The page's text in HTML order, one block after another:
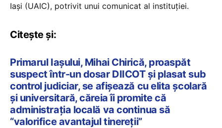
Iași (UAIC), potrivit unui comunicat al instituției.
Citește și:
Primarul Iașului, Mihai Chirică, proaspăt
suspect într-un dosar DIICOT și plasat sub
control judiciar, se afișează cu elita școlară
și universitară, căreia îi promite că
administrația locală va continua să
“valorifice avantajul tinereții”